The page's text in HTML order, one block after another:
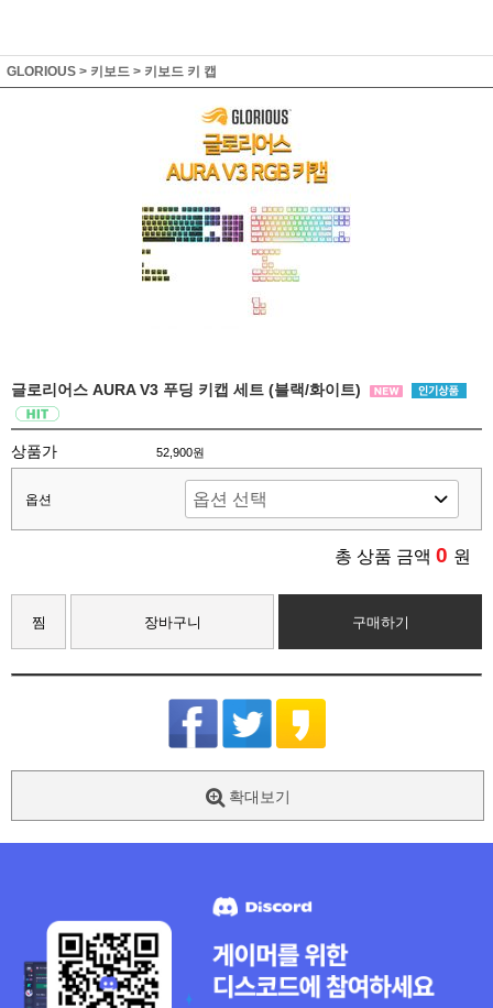
GLORIOUS > 키보드 > 키보드 키 캡
글로리어스 AURA V3 푸딩 키캡 세트 (블랙/화이트)
상품가 52,900원
옵션
총 상품 금액 0 원
찜 장바구니 구매하기
확대보기